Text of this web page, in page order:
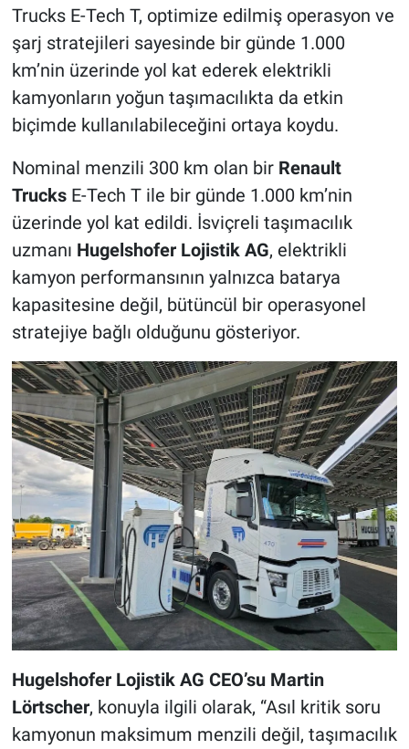
Trucks E-Tech T, optimize edilmiş operasyon ve
şarj stratejileri sayesinde bir günde 1.000
km’nin üzerinde yol kat ederek elektrikli
kamyonların yoğun taşımacılıkta da etkin
biçimde kullanılabileceğini ortaya koydu.
Nominal menzili 300 km olan bir Renault
TrucksE-Tech T ile bir günde 1.000 km’nin
üzerinde yol kat edildi. İsviçreli taşımacılık
uzmanı Hugelshofer Lojistik AG, elektrikli
kamyon performansının yalnızca batarya
kapasitesine değil, bütüncül bir operasyonel
stratejiye bağlı olduğunu gösteriyor.
Hugelshofer Lojistik AG CEO’su Martin
Lörtscher, konuyla ilgili olarak, “Asıl kritik soru
kamyonun maksimum menzili değil, taşımacılık